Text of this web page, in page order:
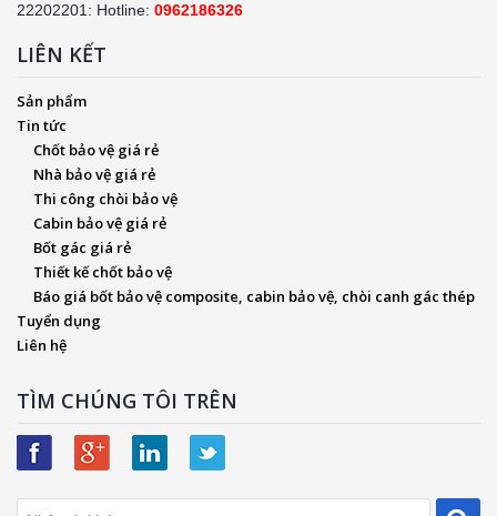
22202201: Hotline: 0962186326
LIÊN KẾT
Sản phẩm
Tin tức
Chốt bảo vệ giá rẻ
Nhà bảo vệ giá rẻ
Thi công chòi bảo vệ
Cabin bảo vệ giá rẻ
Bốt gác giá rẻ
Thiết kế chốt bảo vệ
Báo giá bốt bảo vệ composite, cabin bảo vệ, chòi canh gác thép
Tuyển dụng
Liên hệ
TÌM CHÚNG TÔI TRÊN